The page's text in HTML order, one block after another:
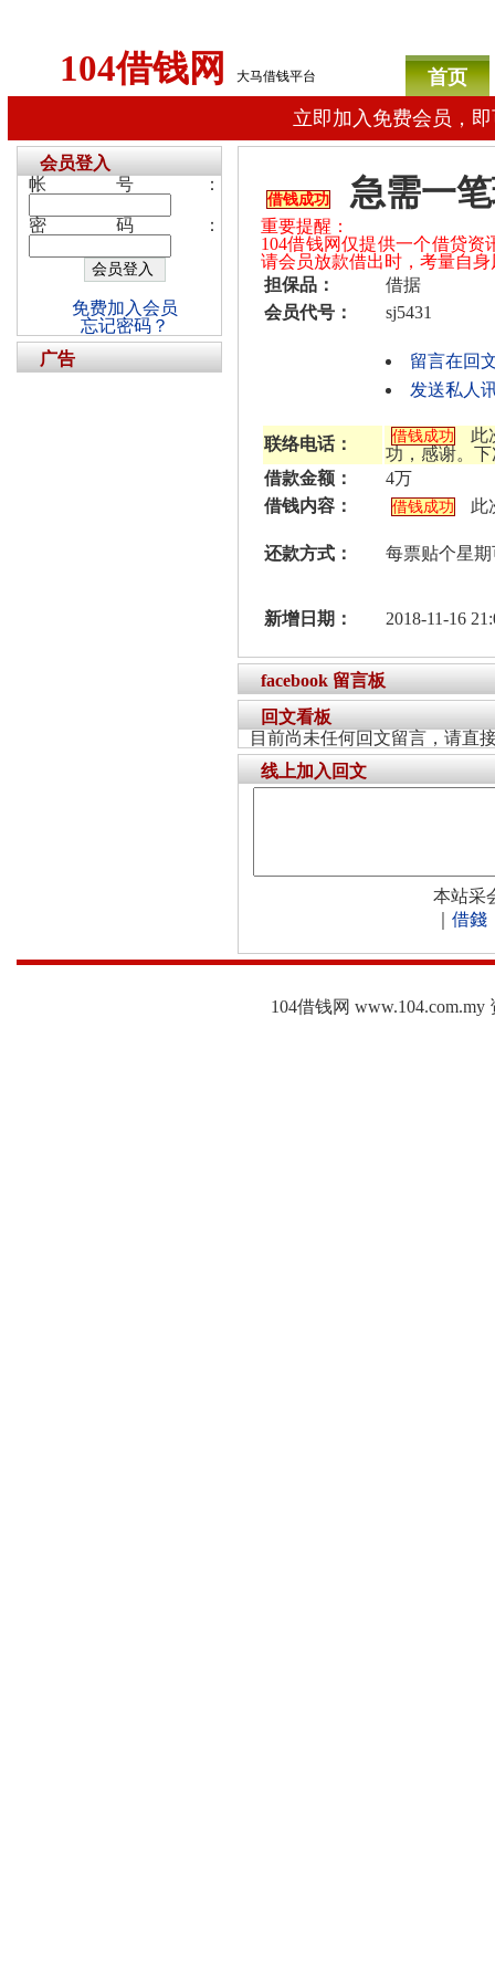
104借钱网 大马借钱平台
首页
立即加入免费会员，
借钱成功 急需一
重要提醒：
104借钱网仅提供一个借贷
请会员放款借出时，考量自
担保品：
借据
会员代号：
sj5431
留言在回
发送私人
联络电话： 借钱成功
此
功，感谢。
借款金额：
4万
借钱内容：
借钱成功 此
还款方式： 每票贴个星
新增日期： 2018-11-16
facebook 留言板
回文看板
目前尚未任何回文留言，请直
线上加入回文
本站采
借錢
会员登入
帐号：
密码：
免费加入会员
忘记密码？
广告
104借钱网